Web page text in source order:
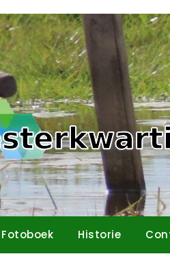
Fotoboek Historie